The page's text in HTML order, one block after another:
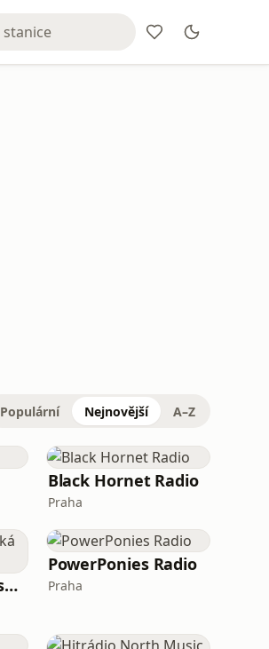
Populární Nejnovější A–Z
Black Hornet Radio
Praha
Cyfrowa Moja Česká republika
PowerPonies Radio
Praha